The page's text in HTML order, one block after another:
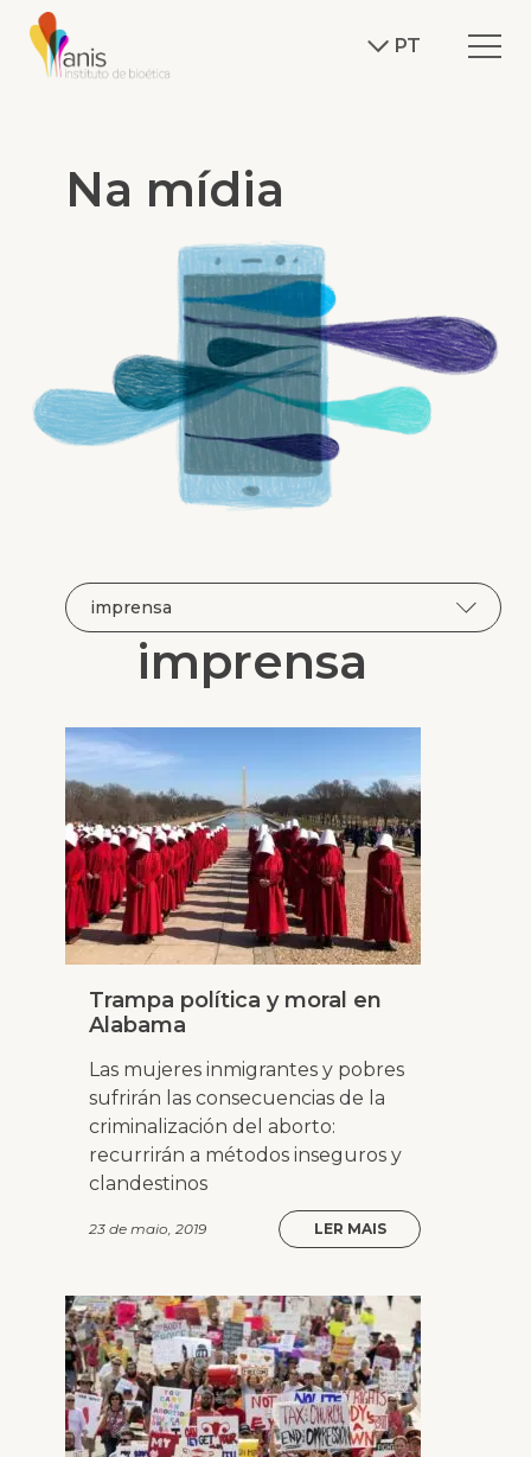
PT
Na mídia
imprensa
Trampa política y moral en
Alabama
Las mujeres inmigrantes y pobres
sufrirán las consecuencias de la
criminalización del aborto:
recurrirán a métodos inseguros y
clandestinos
23 de maio, 2019 LER MAIS